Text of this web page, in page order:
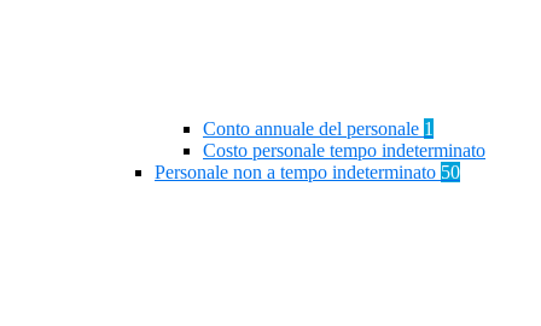
Conto annuale del personale 1
Costo personale tempo indeterminato
Personale non a tempo indeterminato 50